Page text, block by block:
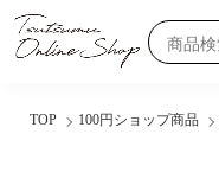
TOP 100円ショップ商品